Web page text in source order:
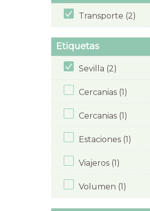
Transporte (2)
Etiquetas
Sevilla (2)
Cercanias (1)
Cercanias (1)
Estaciones (1)
Viajeros (1)
Volumen (1)